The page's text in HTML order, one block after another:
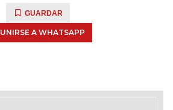
GUARDAR
UNIRSE A WHATSAPP